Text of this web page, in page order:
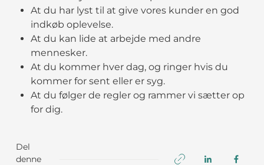
At du har lyst til at give vores kunder en god
indkøb oplevelse.
At du kan lide at arbejde med andre
mennesker.
At du kommer hver dag, og ringer hvis du
kommer for sent eller er syg.
At du følger de regler og rammer vi sætter op
for dig.
Del
denne